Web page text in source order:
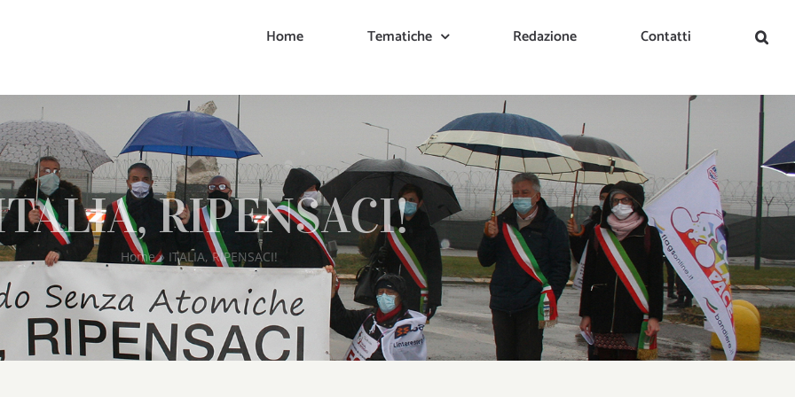
Home Tematiche Redazione Contatti
RIPENSACI!
Home» ITALIA, RIPENSACI!